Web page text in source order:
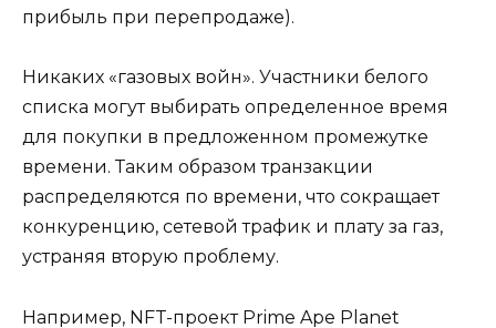
прибыль при перепродаже).
Никаких «газовых войн». Участники белого
списка могут выбирать определенное время
для покупки в предложенном промежутке
времени. Таким образом транзакции
распределяются по времени, что сокращает
конкуренцию, сетевой трафик и плату за газ,
устраняя вторую проблему.
Например, NFT-проект Prime Ape Planet